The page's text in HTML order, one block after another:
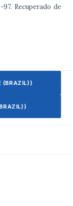
Recuperado de
(BRAZIL))